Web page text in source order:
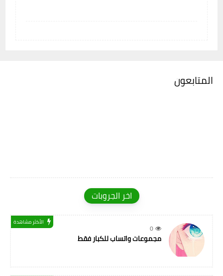
المتابعون
اخر الجروبات
0
الأكثر مشاهدة
مجموعات واتساب للكبار فقط